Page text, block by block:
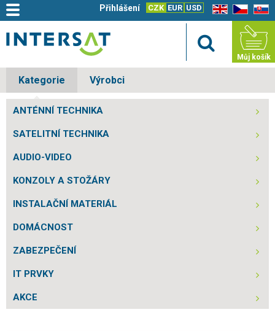
EN CZ SK
CZK EUR USD
Přihlášení
Můj košík
Kategorie Výrobci
ANTÉNNÍ TECHNIKA
SATELITNÍ TECHNIKA
AUDIO-VIDEO
KONZOLY A STOŽÁRY
INSTALAČNÍ MATERIÁL
DOMÁCNOST
ZABEZPEČENÍ
IT PRVKY
AKCE